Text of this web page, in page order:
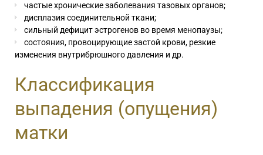
частые хронические заболевания тазовых органов;
дисплазия соединительной ткани;
сильный дефицит эстрогенов во время менопаузы;
состояния, провоцирующие застой крови, резкие
изменения внутрибрюшного давления и др.
Классификация
выпадения (опущения)
матки